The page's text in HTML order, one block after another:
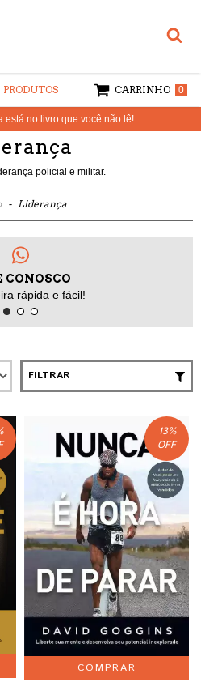
PRODUTOS CARRINHO 0
está no livro que você não lê!
policial e militar.
- Liderança
CONOSCO
rápida e fácil!
FILTRAR
13%
OFF